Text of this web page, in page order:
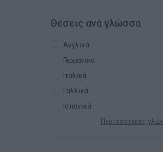
Θέσεις ανά γλώσσα
Αγγλικά
Γερμανικά
Ιταλικά
Γαλλικά
Ισπανικά
Περισσότερες